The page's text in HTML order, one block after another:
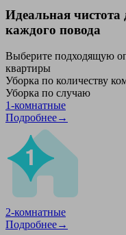
Идеальная
каждого повода
Выберите подходящую
квартиры
Уборка по количеству
Уборка по случаю
1-комнатные
Подробнее→
2-комнатные
Подробнее→